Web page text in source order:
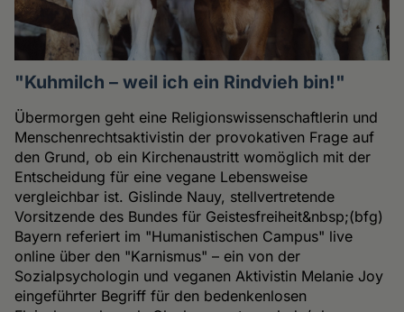
"Kuhmilch – weil ich ein Rindvieh bin!"
Übermorgen geht eine Religionswissenschaftlerin und
Menschenrechtsaktivistin der provokativen Frage auf
den Grund, ob ein Kirchenaustritt womöglich mit der
Entscheidung für eine vegane Lebensweise
vergleichbar ist. Gislinde Nauy, stellvertretende
Vorsitzende des Bundes für Geistesfreiheit&nbsp;(bfg)
Bayern referiert im "Humanistischen Campus" live
online über den "Karnismus" – ein von der
Sozialpsychologin und veganen Aktivistin Melanie Joy
eingeführter Begriff für den bedenkenlosen